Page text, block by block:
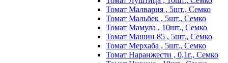
Томат Малвария , 5шт., Семко
Томат Мальбек , 5шт., Семко
Томат Мамула , 10шт., Семко
Томат Машин 85 , 5шт., Семко
Томат Мерхаба , 5шт., Семко
Томат Наранжести , 0,1г., Семко